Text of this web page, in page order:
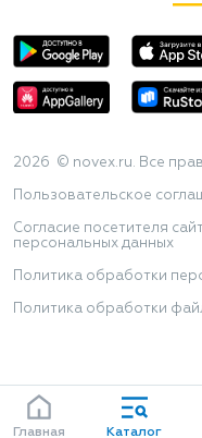
2026 © novex.ru. Все
Пользовательское
Согласие посетителя
персональных данных
Политика обработки
Политика обработки
Главная Каталог